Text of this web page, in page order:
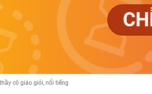
cô giáo giỏi
cô giỏi, nổi tiếng
cô giáo giỏi
Học 2023 - 2024
cô giáo giỏi, nổi tiếng
cô giáo giỏi, nổi tiếng